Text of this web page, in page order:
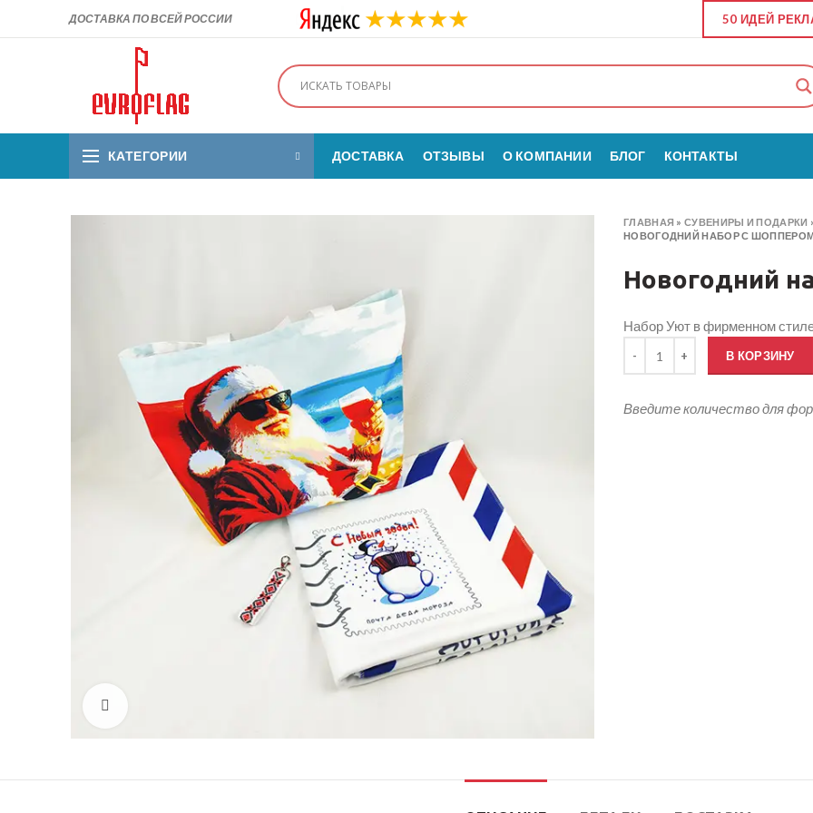
ДОСТАВКА ПО ВСЕЙ РОССИИ 50 ИДЕЙ
КАТЕГОРИИ ДОСТАВКА ОТЗЫВЫ О КОМПАНИИ БЛОГ КОНТАКТЫ
ГЛАВНАЯ »СУВЕНИРЫ И ПОДАРКИ
НОВОГОДНИЙ НАБОР С ШОППЕРОМ
Новогодний
Набор Уют в фирменном
В КОРЗИНУ
Введите количество для